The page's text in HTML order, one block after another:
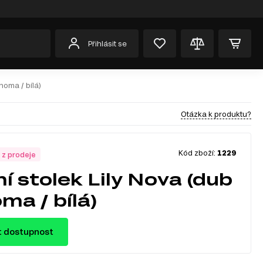
Přihlásit se
/ bílá)
Otázka k produktu?
prodeje Kód zboží: 1229
stolek Lily Nova (dub
/ bílá)
dostupnost